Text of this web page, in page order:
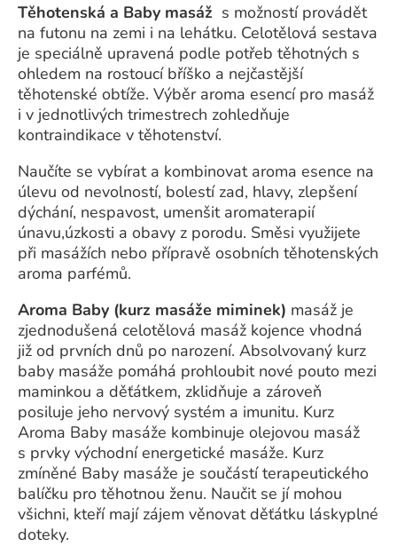
Těhotenská a Baby masáž s možností provádět
na futonu na zemi i na lehátku. Celotělová sestava
je speciálně upravená podle potřeb těhotných s
ohledem na rostoucí bříško a nejčastější
těhotenské obtíže. Výběr aroma esencí pro masáž
i v jednotlivých trimestrech zohledňuje
kontraindikace v těhotenství.
Naučíte se vybírat a kombinovat aroma esence na
úlevu od nevolností, bolestí zad, hlavy, zlepšení
dýchání, nespavost, umenšit aromaterapií
únavu,úzkosti a obavy z porodu. Směsi využijete
při masážích nebo přípravě osobních těhotenských
aroma parfémů.
Aroma Baby (kurz masáže miminek) masáž je
zjednodušená celotělová masáž kojence vhodná
již od prvních dnů po narození. Absolvovaný kurz
baby masáže pomáhá prohloubit nové pouto mezi
maminkou a děťátkem, zklidňuje a zároveň
posiluje jeho nervový systém a imunitu. Kurz
Aroma Baby masáže kombinuje olejovou masáž
s prvky východní energetické masáže. Kurz
zmíněné Baby masáže je součástí terapeutického
balíčku pro těhotnou ženu. Naučit se jí mohou
všichni, kteří mají zájem věnovat děťátku láskyplné
doteky.